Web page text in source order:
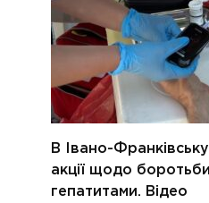
В Івано-
акції щодо
гепатитами. Відео